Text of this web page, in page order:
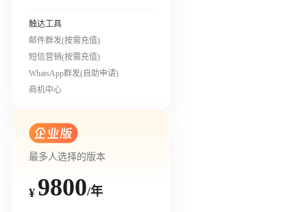
触达工具
邮件群发(按需充值)
短信营销(按需充值)
WhatsApp群发(自助申请)
商机中心
最多人选择的版本
¥ 9800/年